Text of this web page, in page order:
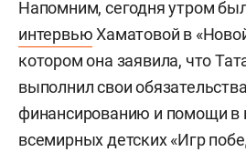
Напомним, сегодня утром
интервьюХаматовой в
котором она заявила, что
выполнил свои
финансированию и помощи в
всемирных детских «Игр